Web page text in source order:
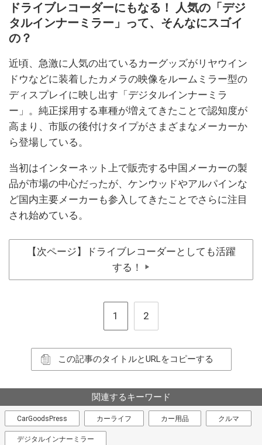
ドライブレコーダーにもなる！ 人気の「デジ
タルインナーミラー」って、そんなにスゴイ
の？
近頃、急激に人気の出ているカーグッズがリヤウイン
ドウなどに装着したカメラの映像をルームミラー型の
ディスプレイに映し出す「デジタルインナーミラ
ー」。純正採用する車種が増えてきたことで認知度が
高まり、市販の後付けタイプがさまざまなメーカーか
ら登場している。
当初はインターネット上で販売する中国メーカーの製
品が市場の中心だったが、ケンウッドやアルパインな
ど国内主要メーカーも参入してきたことでさらに注目
され始めている。
【次ページ】ドライブレコーダーとしても活躍
する！
▶
1 2
この記事のタイトルとURLをコピーする
関連するキーワード
CarGoodsPress カーライフ カー用品 クルマ
デジタルインナーミラー